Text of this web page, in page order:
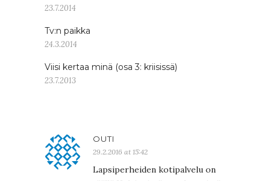
23.7.2014
Tv:n paikka
24.3.2014
Viisi kertaa minä (osa 3: kriisissä)
23.7.2013
OUTI
29.2.2016 at 15:42
Lapsiperheiden kotipalvelu on